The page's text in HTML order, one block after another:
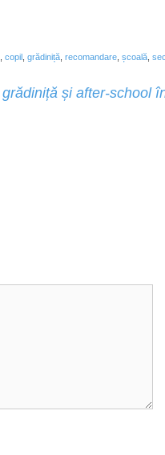
copil grădiniță recomandare școală
și after-school